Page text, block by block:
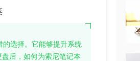
的选择。它能够提升系统
后，如何为索尼笔记本